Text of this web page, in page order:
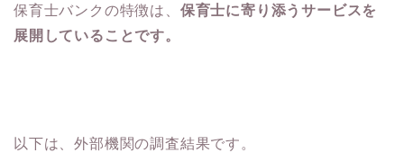
保育士バンクの特徴は、 保育士に寄り添うサービスを
展開していることです。
以下は、外部機関の調査結果です。